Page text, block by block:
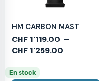
HM CARBON MAST
CHF 1'119.00 –
CHF 1'259.00
En stock